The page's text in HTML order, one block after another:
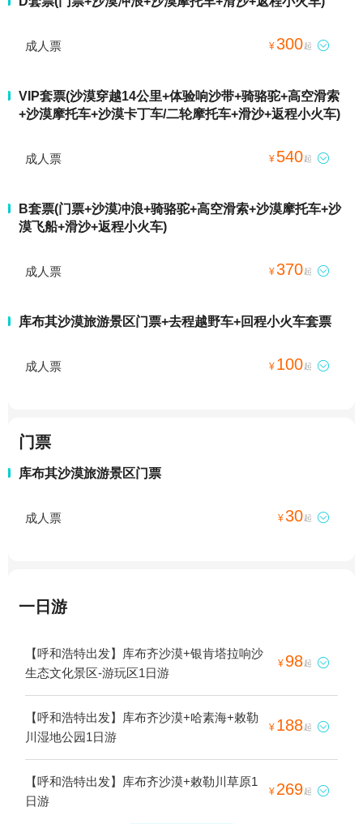
成人票 ¥300起 
VIP套票(沙漠穿越14公里+体验响沙带+骑骆驼+高空滑索
+沙漠摩托车+沙漠卡丁车/二轮摩托车+滑沙+返程小火车)
成人票 ¥ 540起 
B套票(门票+沙漠冲浪+骑骆驼+高空滑索+沙漠摩托车+沙
漠飞船+滑沙+返程小火车)
成人票 ¥370起 
库布其沙漠旅游景区门票+去程越野车+回程小火车套票
成人票 ¥ 100起 
门票
库布其沙漠旅游景区门票
成人票 ¥30起 
一日游
【呼和浩特出发】库布齐沙漠+银肯塔拉响沙
生态文化景区-游玩区1日游
¥ 98起 
【呼和浩特出发】库布齐沙漠+哈素海+敕勒
川湿地公园1日游
¥ 188起 
【呼和浩特出发】库布齐沙漠+敕勒川草原1
日游
¥ 269起 